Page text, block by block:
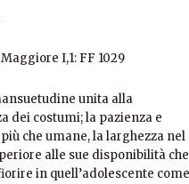
I,1: FF 1029
unita alla
dei costumi; la pazienza e
che umane, la larghezza nel
alle sue disponibilità
in quell’adolescente come